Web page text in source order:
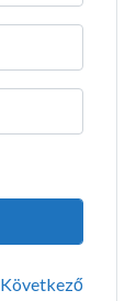
Következő